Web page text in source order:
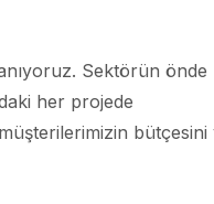
Sektörün önde
her projede
bütçesini